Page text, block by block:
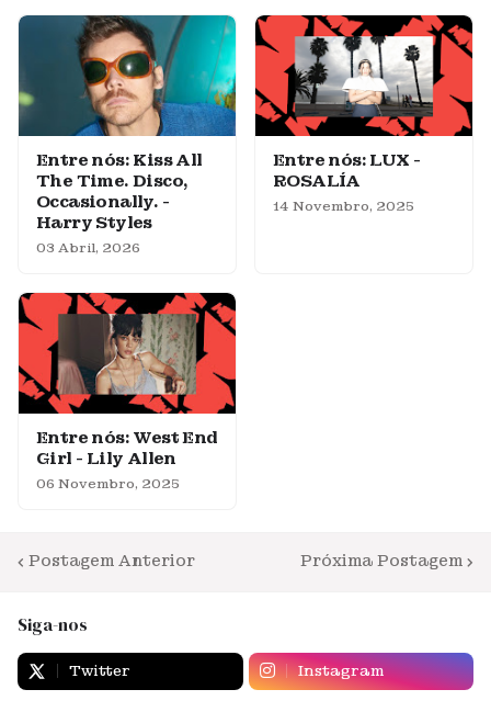
Entre nós: Kiss All
The Time. Disco,
Occasionally. -
Harry Styles
03 Abril, 2026
Entre nós: LUX -
ROSALÍA
14 Novembro, 2025
Entre nós: West End
Girl - Lily Allen
06 Novembro, 2025
Postagem Anterior Próxima Postagem
Siga-nos
Twitter Instagram